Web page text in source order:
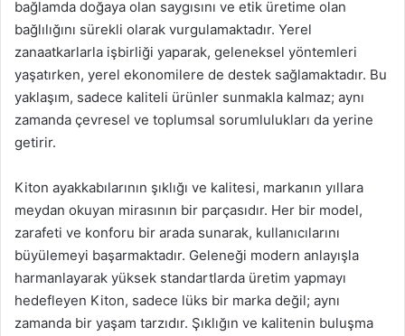
bağlamda doğaya olan saygısını ve etik üretime olan
bağlılığını sürekli olarak vurgulamaktadır. Yerel
zanaatkarlarla işbirliği yaparak, geleneksel yöntemleri
yaşatırken, yerel ekonomilere de destek sağlamaktadır. Bu
yaklaşım, sadece kaliteli ürünler sunmakla kalmaz; aynı
zamanda çevresel ve toplumsal sorumlulukları da yerine
getirir.
Kiton ayakkabılarının şıklığı ve kalitesi, markanın yıllara
meydan okuyan mirasının bir parçasıdır. Her bir model,
zarafeti ve konforu bir arada sunarak, kullanıcılarını
büyülemeyi başarmaktadır. Geleneği modern anlayışla
harmanlayarak yüksek standartlarda üretim yapmayı
hedefleyen Kiton, sadece lüks bir marka değil; aynı
zamanda bir yaşam tarzıdır. Şıklığın ve kalitenin buluşma